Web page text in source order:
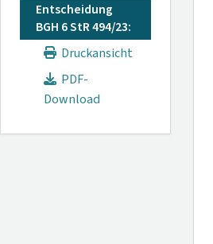
Entscheidung
BGH 6 StR 494/23:
Druckansicht
PDF-
Download